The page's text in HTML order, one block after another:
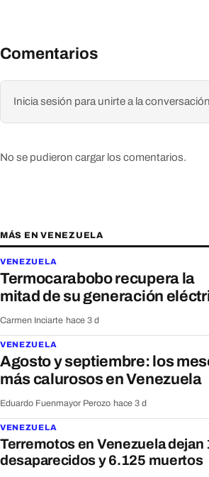
Comentarios
Inicia sesión para unirte a la
No se pudieron cargar los comentarios.
MÁS EN VENEZUELA
VENEZUELA
Termocarabobo recupera la
mitad de su generación
Carmen Inciarte hace 3 d
VENEZUELA
Agosto y septiembre: los
más calurosos en Venezuela
Eduardo Fuenmayor Perozo hace 3 d
VENEZUELA
Terremotos en Venezuela dejan
desaparecidos y 6.125 muertos